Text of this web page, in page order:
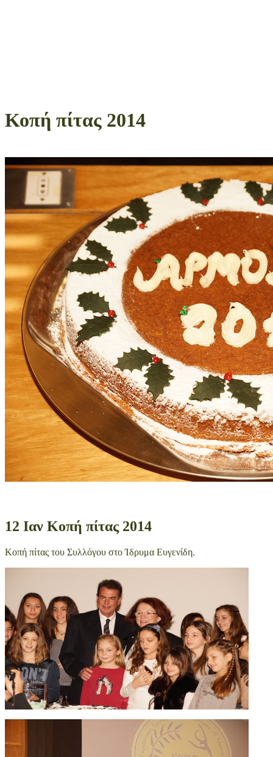
Κοπή πίτας 2014
12 Ιαν Κοπή πίτας 2014
Κοπή πίτας του Συλλόγου στο Ίδρυμα Ευγενίδη.